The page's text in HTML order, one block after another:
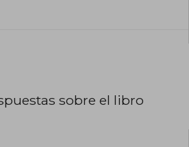
sobre el libro